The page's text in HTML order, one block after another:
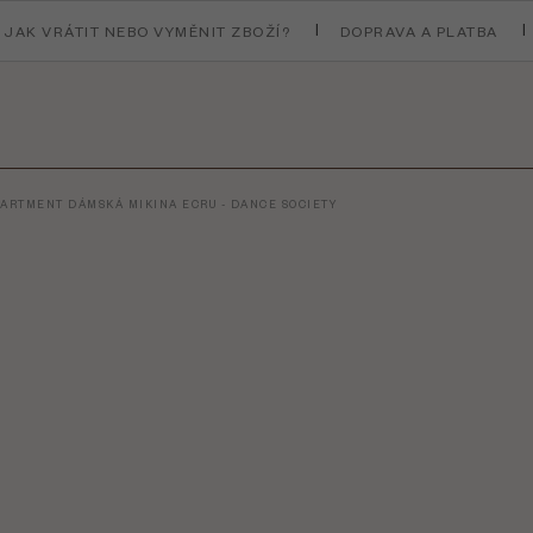
JAK VRÁTIT NEBO VYMĚNIT ZBOŽÍ? DOPRAVA A PLATBA
DÁMSKÁ MIKINA ECRU - DANCE SOCIETY